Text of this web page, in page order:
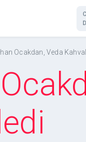
Ocakdan, Veda